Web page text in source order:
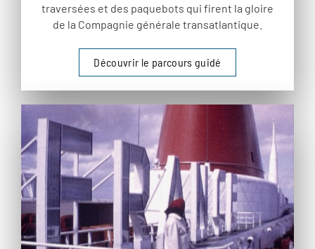
traversées et des paquebots qui firent la gloire
de la Compagnie générale transatlantique.
Découvrir le parcours guidé